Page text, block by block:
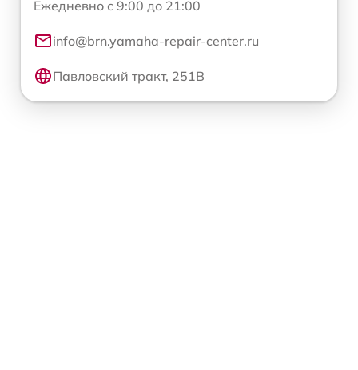
Ежедневно с 9:00 до 21:00
info@brn.yamaha-repair-center.ru
Павловский тракт, 251В